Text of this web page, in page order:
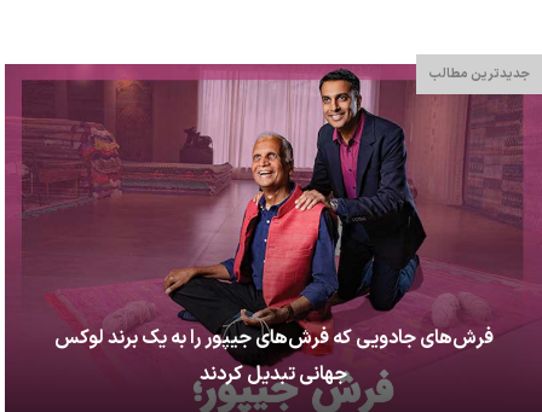
جدیدترین مطالب
فرش‌های جادویی که فرش‌های جیپور را به یک برند لوکس
جهانی تبدیل کردند